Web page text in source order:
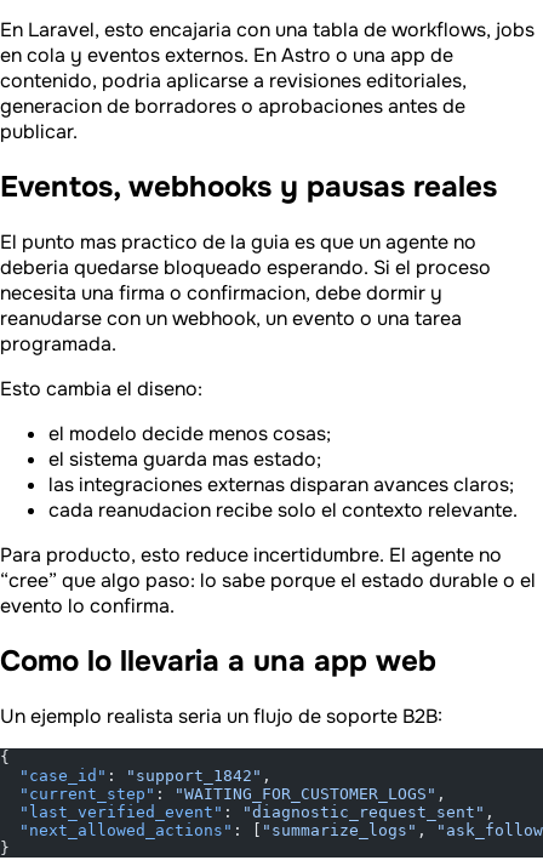
En Laravel, esto encajaria con una tabla de workflows, jobs
en cola y eventos externos. En Astro o una app de
contenido, podria aplicarse a revisiones editoriales,
generacion de borradores o aprobaciones antes de
publicar.
Eventos, webhooks y pausas reales
El punto mas practico de la guia es que un agente no
deberia quedarse bloqueado esperando. Si el proceso
necesita una firma o confirmacion, debe dormir y
reanudarse con un webhook, un evento o una tarea
programada.
Esto cambia el diseno:
el modelo decide menos cosas;
el sistema guarda mas estado;
las integraciones externas disparan avances claros;
cada reanudacion recibe solo el contexto relevante.
Para producto, esto reduce incertidumbre. El agente no
“cree” que algo paso: lo sabe porque el estado durable o el
evento lo confirma.
Como lo llevaria a una app web
Un ejemplo realista seria un flujo de soporte B2B:
{
  "case_id"
: "support_1842" ,
  "current_step"
: "WAITING_FOR_CUSTOMER_LOGS" ,
  "last_verified_event"
: "diagnostic_request_sent" ,
  "next_allowed_actions"
: [ "summarize_logs" ,
}